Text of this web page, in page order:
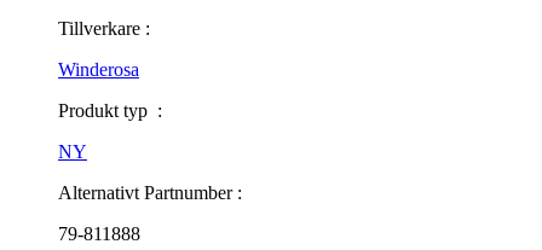
Tillverkare :
Winderosa
Produkt typ :
NY
Alternativt Partnumber :
79-811888